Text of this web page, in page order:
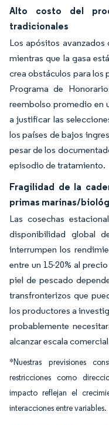
Alto costo del
tradicionales
Los apósitos avanzados
mientras que la gasa
crea obstáculos para los
Programa de
reembolso promedio en
a justificar las
los países de bajos
pesar de los
episodio de tratamiento.
Fragilidad de la
primas marinas/
Las cosechas
disponibilidad global
interrumpen los
entre un 15-20% al
piel de pescado
transfronterizos que
los productores a
probablemente
alcanzar escala
*Nuestras previsiones
restricciones como
impacto reflejan el
interacciones entre variables.